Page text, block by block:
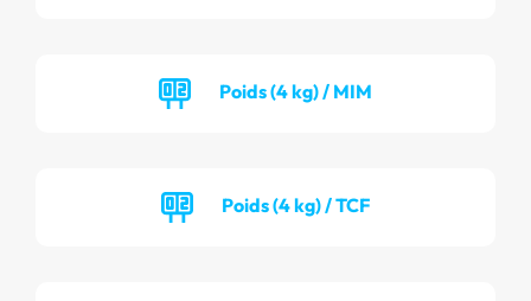
Poids (4 kg) / MIM
Poids (4 kg) / TCF